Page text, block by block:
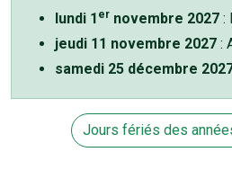
lundi 1 er novembre 2027 :
jeudi 11 novembre 2027 :
samedi 25 décembre
Jours fériés des